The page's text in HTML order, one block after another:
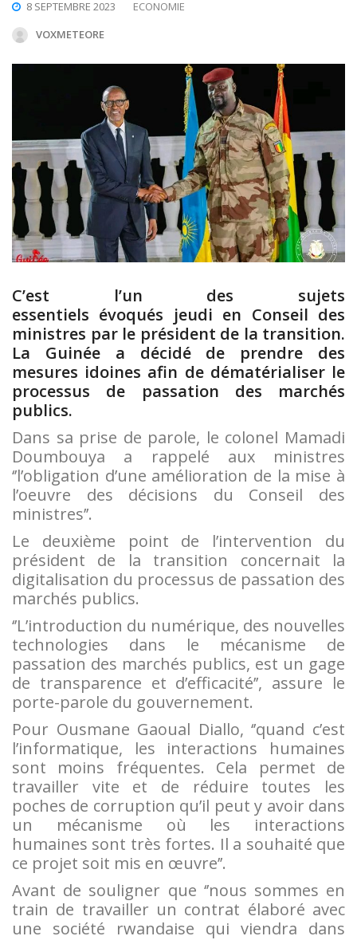
8 SEPTEMBRE 2023
ECONOMIE
VOXMETEORE
C’est l’un des sujets
essentiels évoqués jeudi en Conseil des
ministres par le président de la transition.
La Guinée a décidéde prendre des
mesures idoines afin de dématérialiser le
processus de passation des marchés
publics.
Dans sa prise de parole, le colonel Mamadi
Doumbouya a rappelé aux ministres
‘’l’obligation d’une amélioration de la mise à
l’oeuvre des décisions du Conseil des
ministres’’.
Le deuxième point de l’intervention du
président de la transition concernait la
digitalisation du processus de passation des
marchés publics.
‘’L’introduction du numérique, des nouvelles
technologies dans le mécanisme de
passation des marchés publics, est un gage
de transparence et d’efficacité’’, assure le
porte-parole du gouvernement.
Pour Ousmane Gaoual Diallo, ‘’quand c’est
l’informatique, les interactions humaines
sont moins fréquentes. Cela permet de
travailler vite et de réduire toutes les
poches de corruption qu’il peut y avoir dans
un mécanisme où les interactions
humaines sont très fortes. Il a souhaité que
ce projet soit mis en œuvre’’.
Avant de souligner que ‘’nous sommes en
train de travailler un contrat élaboré avec
une société rwandaise qui viendra dans